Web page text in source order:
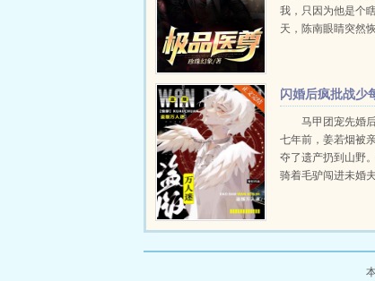
我，只因为他是个
天，陈南眼睛突然
闪婚后疯批战少
天缠哄我生崽
马甲团宠先婚
七年前，姜若烟被
夺了遗产扔到山野
骑着毛驴闯进未婚
拜，从此她就成了